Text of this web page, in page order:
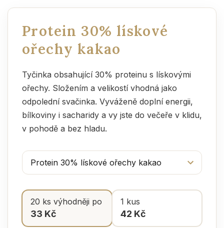
Protein 30% lískové
ořechy kakao
Tyčinka obsahující 30% proteinu s lískovými
ořechy. Složením a velikostí vhodná jako
odpolední svačinka. Vyváženě doplní energii,
bílkoviny i sacharidy a vy jste do večeře v klidu,
v pohodě a bez hladu.
20 ks výhodněji po
33 Kč
1 kus
42 Kč